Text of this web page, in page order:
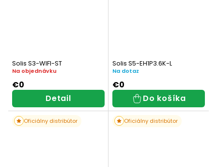
Solis S3-WIFI-ST
Na objednávku
€0
Detail
Solis S5-EH1P3.6K-L
Na dotaz
€0
Do košíka
Oficiálny distribútor Oficiálny distribútor